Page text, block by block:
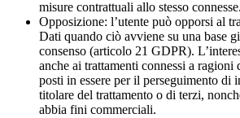
misure contrattuali allo stesso connesse.
Opposizione: l’utente può opporsi al
Dati quando ciò avviene su una base
consenso (articolo 21 GDPR).
anche ai trattamenti connessi a ragioni
posti in essere per il perseguimento di
titolare del trattamento o di terzi,
abbia fini commerciali.